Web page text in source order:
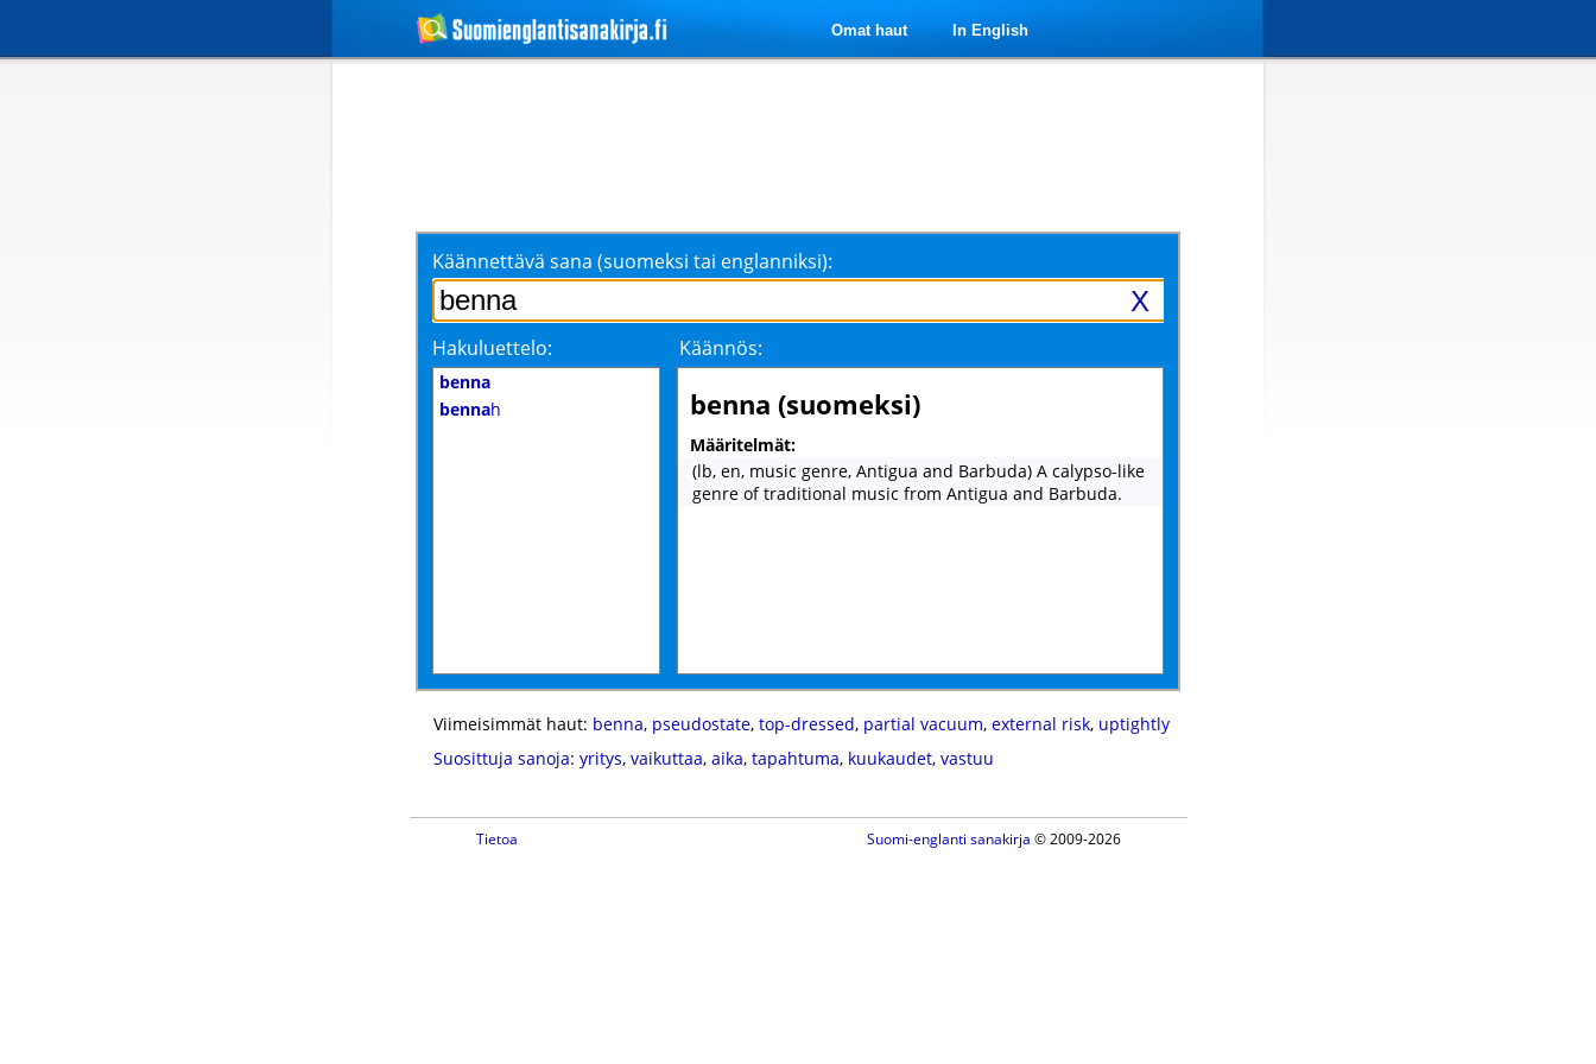
Omat haut In English
Käännettävä sana (suomeksi tai englanniksi):
X
Hakuluettelo: Käännös:
benna
bennah benna (suomeksi)
Määritelmät:
(lb, en, music genre, Antigua and Barbuda) A calypso-like
genre of traditional music from Antigua and Barbuda.
Viimeisimmät haut: benna, pseudostate, top-dressed, partial vacuum, external risk, uptightly
Suosittuja sanoja: yritys, vaikuttaa, aika, tapahtuma, kuukaudet, vastuu
Tietoa Suomi-englanti sanakirja © 2009-2026